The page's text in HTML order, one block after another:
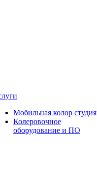
Мобильная колор студия
Колеровочное
оборудование и ПО